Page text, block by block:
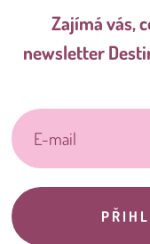
Zajímá vás,
newsletter